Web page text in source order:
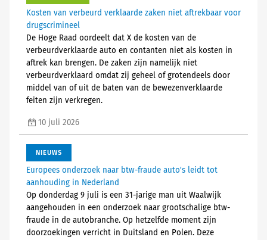
Kosten van verbeurd verklaarde zaken niet aftrekbaar voor
drugscrimineel
De Hoge Raad oordeelt dat X de kosten van de
verbeurdverklaarde auto en contanten niet als kosten in
aftrek kan brengen. De zaken zijn namelijk niet
verbeurdverklaard omdat zij geheel of grotendeels door
middel van of uit de baten van de bewezenverklaarde
feiten zijn verkregen.
10 juli 2026
NIEUWS
Europees onderzoek naar btw-fraude auto's leidt tot
aanhouding in Nederland
Op donderdag 9 juli is een 31-jarige man uit Waalwijk
aangehouden in een onderzoek naar grootschalige btw-
fraude in de autobranche. Op hetzelfde moment zijn
doorzoekingen verricht in Duitsland en Polen. Deze